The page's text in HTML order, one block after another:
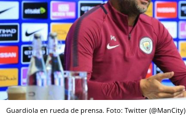
Guardiola en rueda de prensa. Foto: Twitter (@ManCity)